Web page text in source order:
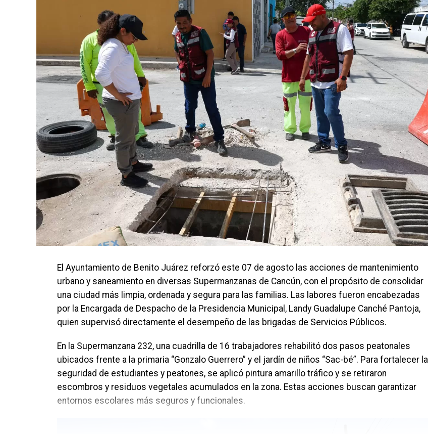
El Ayuntamiento de Benito Juárez reforzó este 07 de agosto las acciones de mantenimiento
urbano y saneamiento en diversas Supermanzanas de Cancún, con el propósito de consolidar
una ciudad más limpia, ordenada y segura para las familias. Las labores fueron encabezadas
por la Encargada de Despacho de la Presidencia Municipal, Landy Guadalupe Canché Pantoja,
quien supervisó directamente el desempeño de las brigadas de Servicios Públicos.
En la Supermanzana 232, una cuadrilla de 16 trabajadores rehabilitó dos pasos peatonales
ubicados frente a la primaria “Gonzalo Guerrero” y el jardín de niños “Sac-bé”. Para fortalecer la
seguridad de estudiantes y peatones, se aplicó pintura amarillo tráfico y se retiraron
escombros y residuos vegetales acumulados en la zona. Estas acciones buscan garantizar
entornos escolares más seguros y funcionales.